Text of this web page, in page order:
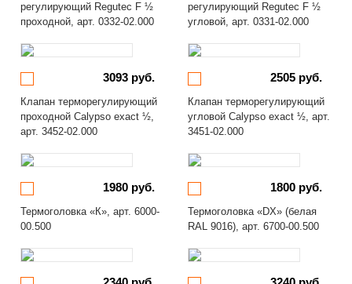
регулирующий Regutec F ½
проходной, арт. 0332-02.000
регулирующий Regutec F ½
угловой, арт. 0331-02.000
3093 руб.
Клапан терморегулирующий
проходной Calypso exact ½,
арт. 3452-02.000
2505 руб.
Клапан терморегулирующий
угловой Calypso exact ½, арт.
3451-02.000
1980 руб.
Термоголовка «К», арт. 6000-
00.500
1800 руб.
Термоголовка «DX» (белая
RAL 9016), арт. 6700-00.500